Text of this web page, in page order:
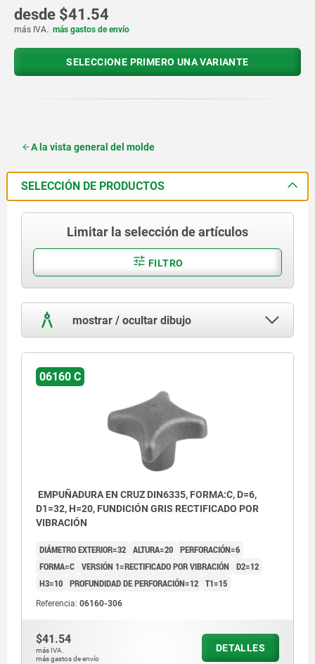
desde $41.54
más IVA. más gastos de envío
SELECCIONE PRIMERO UNA VARIANTE
A la vista general del molde
SELECCIÓN DE PRODUCTOS
Limitar la selección de artículos
FILTRO
mostrar / ocultar dibujo
06160 C
EMPUÑADURA EN CRUZ DIN6335, FORMA:C, D=6,
D1=32, H=20, FUNDICIÓN GRIS RECTIFICADO POR
VIBRACIÓN
DIÁMETRO EXTERIOR=32 ALTURA=20 PERFORACIÓN=6
FORMA=C VERSIÓN 1=RECTIFICADO POR VIBRACIÓN D2=12
H3=10 PROFUNDIDAD DE PERFORACIÓN=12 T1=15
Referencia: 06160-306
$41.54
más IVA.
más gastos de envío
DETALLES